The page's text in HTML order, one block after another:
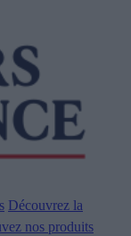
Découvrez la
nos produits